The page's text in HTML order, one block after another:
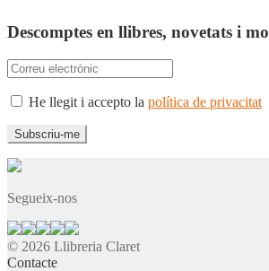
Descomptes en llibres, novetats i
He llegit i accepto la política de privacitat
Segueix-nos
© 2026 Llibreria Claret
Contacte